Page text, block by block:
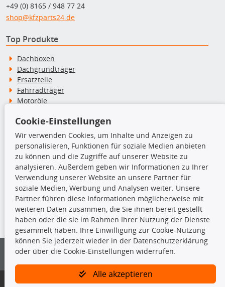
+49 (0) 8165 / 948 77 24
shop@kfzparts24.de
Top Produkte
Dachboxen
Dachgrundträger
Ersatzteile
Fahrradträger
Motoröle
Schneeketten
TecDoc Inside
Die hier angezeigten Daten insbesondere die gesamte Datenbank dürfen
nicht kopiert werden.
Es ist zu unterlassen, die Daten oder die gesamte Datenbank ohne
vorherige Zustimmung von TecDoc zu vervielfältigen, zu verbreiten
und/oder diese Handlungen durch Dritte ausführen zu lassen. Ein
Bitte prüfen Sie, ob das über unseren Onlineshop identifizierte Ersatzteil
Cookie-Einstellungen
Wir verwenden Cookies, um Inhalte und Anzeigen zu
personalisieren, Funktionen für soziale Medien anbieten
zu können und die Zugriffe auf unserer Website zu
analysieren. Außerdem geben wir Informationen zu Ihrer
Verwendung unserer Website an unsere Partner für
soziale Medien, Werbung und Analysen weiter. Unsere
Partner führen diese Informationen möglicherweise mit
weiteren Daten zusammen, die Sie ihnen bereit gestellt
haben oder die sie im Rahmen Ihrer Nutzung der Dienste
gesammelt haben. Ihre Einwilligung zur Cookie-Nutzung
können Sie jederzeit wieder in der Datenschutzerklärung
oder über die Cookie-Einstellungen widerrufen.
Alle akzeptieren